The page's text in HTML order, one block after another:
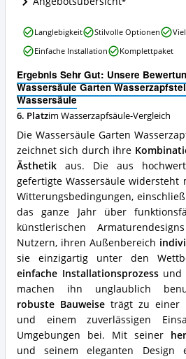
ist
Wasserzapfsäule
erhältlich?
Ergebnis Sehr Gut: Unsere
Wassersäule Garten
Wassersäule
6. Platzim Wasserzapfsäule-Vergleich
Die Wassersäule Garten
zeichnet sich durch ihre
Ästhetikaus. Die aus
gefertigte Wassersäule widersteht
Witterungsbedingungen,
das ganze Jahr über
künstlerischen
Nutzern, ihren Außenbereich
sie einzigartig unter den
einfache Installationsprozessund
machen ihn unglaublich
robuste Bauweiseträgt zu einer
und einem zuverlässigen
Umgebungen bei. Mit seiner
und seinem eleganten Design
Wasserhahn
Wassersäule
Garten
Freistehende
Garten-
Wassersäule
Vorteile:
Was
spricht
für
diese
Wasserzapfsäule?
Langlebigkeit Stilvolle Optionen
Einfache Installation
Komplettpaket